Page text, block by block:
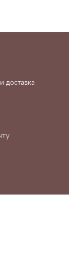
доставка